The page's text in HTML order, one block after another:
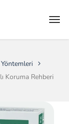
Koruma Rehberi